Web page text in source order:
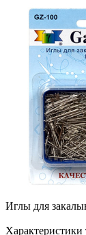
Иглы для
Характеристики